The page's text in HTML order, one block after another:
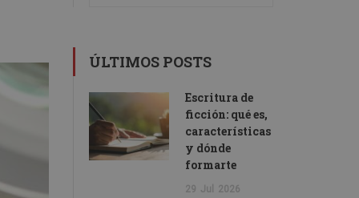
ÚLTIMOS POSTS
Escritura de
ficción: qué es,
características
y dónde
formarte
29 Jul 2026